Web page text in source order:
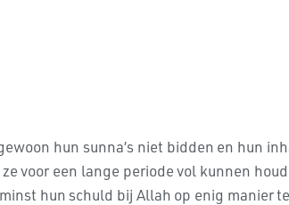
hun sunna’s niet bidden en hun
voor een lange periode vol kunnen
hun schuld bij Allah op enig manier